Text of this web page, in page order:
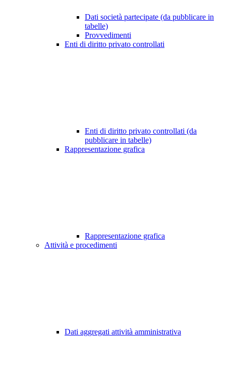
Dati società partecipate (da pubblicare in
tabelle)
Provvedimenti
Enti di diritto privato controllati
Enti di diritto privato controllati (da
pubblicare in tabelle)
Rappresentazione grafica
Rappresentazione grafica
Attività e procedimenti
Dati aggregati attività amministrativa